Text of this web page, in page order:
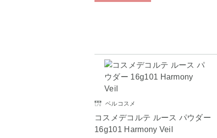
ベルコスメ
コスメデコルテ ルース パウダー
16g101 Harmony Veil